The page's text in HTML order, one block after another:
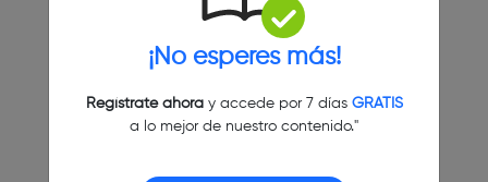
¡No esperes más!
Regístrate ahoray accede por 7 días GRATIS
a lo mejor de nuestro contenido."